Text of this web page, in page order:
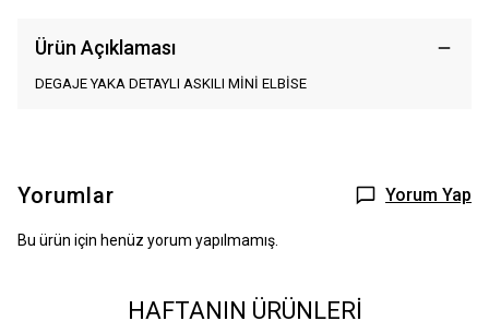
Ürün Açıklaması
DEGAJE YAKA DETAYLI ASKILI MİNİ ELBİSE
Yorumlar Yorum Yap
Bu ürün için henüz yorum yapılmamış.
HAFTANIN ÜRÜNLERİ